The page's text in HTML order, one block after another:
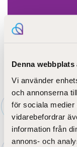
Denna
Vi använder
och annonserna
för sociala
vidarebefordrar
information från
annons- och
Framsida»Utbildning »
fortbildning och kurser
Annan